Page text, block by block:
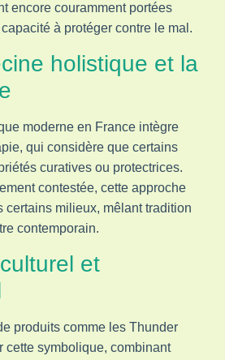
encore couramment portées
à protéger contre le mal.
holistique et la
moderne en France intègre
qui considère que certains
curatives ou protectrices.
contestée, cette approche
certains milieux, mêlant tradition
contemporain.
et
produits comme les Thunder
cette symbolique, combinant